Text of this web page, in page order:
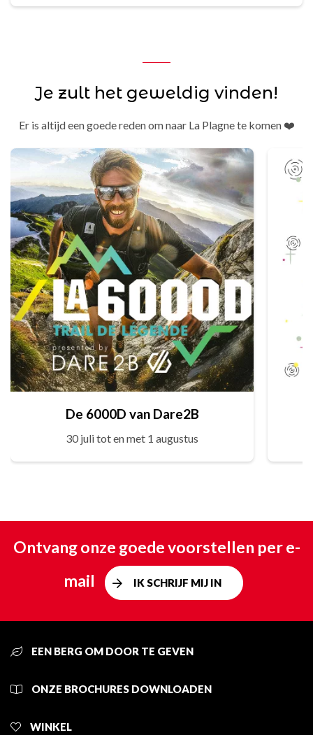
Je zult het geweldig vinden!
Er is altijd een goede reden om naar La Plagne te komen ❤️
De 6000D van Dare2B
30 juli tot en met 1 augustus
Ontvang onze goede voorstellen per e-
mail
IK SCHRIJF MIJ IN
EEN BERG OM DOOR TE GEVEN
ONZE BROCHURES DOWNLOADEN
WINKEL